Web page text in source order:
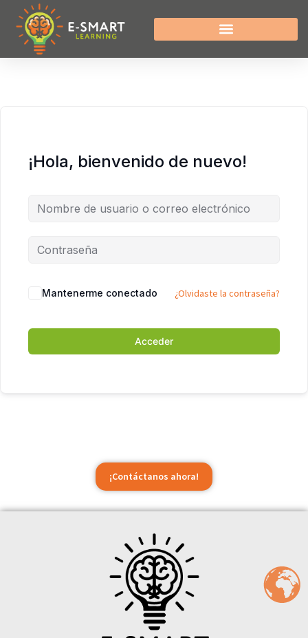
¡Hola, bienvenido de nuevo!
Mantenerme conectado ¿Olvidaste la contraseña?
Acceder
¡Contáctanos ahora!